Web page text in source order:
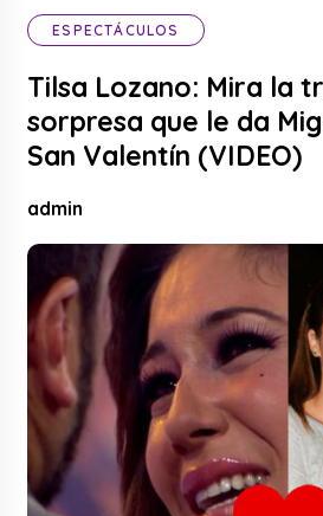
ESPECTÁCULOS
Tilsa Lozano: Mira la
sorpresa que le da
San Valentín (VIDEO)
admin